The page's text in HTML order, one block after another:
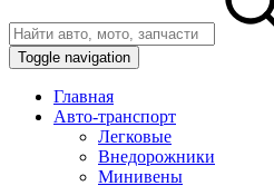
Toggle navigation
Главная
Авто-транспорт
Легковые
Внедорожники
Минивены